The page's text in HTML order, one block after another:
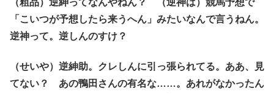
（粗品）逆紳ってなんやねん？ （逆神は）競馬予想で
「こいつが予想したら来うへん」みたいなんで言うねん。
逆神って。逆しんのすけ？
（せいや）逆紳助。クレしんに引っ張られてる。ああ、見
てない？ あの鴨田さんの有名な……。あれがなかったん